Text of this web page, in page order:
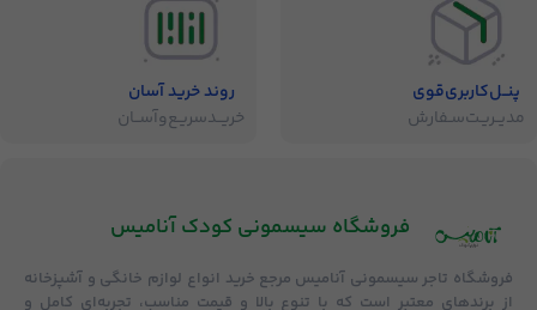
پنــل‌کاربری‌قوی
مدیــریـت‌سـفارش
روند خرید آسان
خریــد‌سریـع‌و‌آســان
فروشگاه‌ سیسمونی کودک آنامیس
فروشگاه تاجر سیسمونی آنامیس مرجع خرید انواع لوازم خانگی و آشپزخانه
از برندهای معتبر است که با تنوع بالا و قیمت مناسب، تجربه‌ای کامل و